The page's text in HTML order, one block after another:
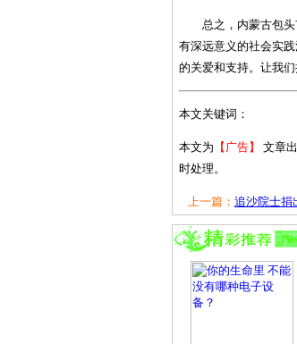
总之，内蒙古包
有深远意义的社会实
的关爱和支持。让我
本文关键词：
本文为 【广告】
文章
时处理。
上一篇： 追沙院士捐